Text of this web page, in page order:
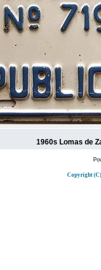
1960s Lomas de
Copyright